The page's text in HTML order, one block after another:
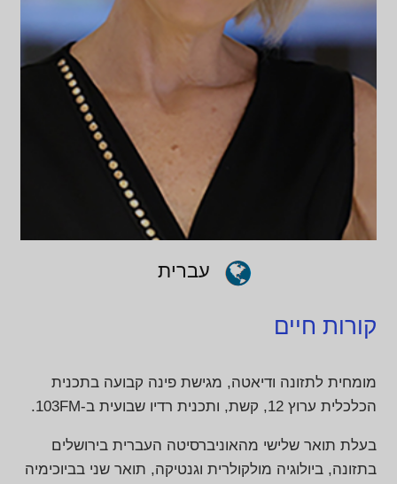
עברית
קורות חיים
מומחית לתזונה ודיאטה, מגישת פינה קבועה בתכנית
הכלכלית ערוץ 12, קשת, ותכנית רדיו שבועית ב-103FM.
בעלת תואר שלישי מהאוניברסיטה העברית בירושלים
בתזונה, ביולוגיה מולקולרית וגנטיקה, תואר שני בביוכימיה